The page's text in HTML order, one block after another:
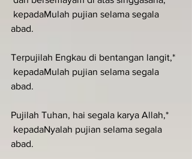
abad.
Terpujilah Engkau di bentangan langit,*
abad.
Pujilah Tuhan, hai segala karya Allah,*
abad.